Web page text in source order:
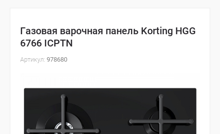
Газовая варочная панель Korting HGG
6766 ICPTN
Артикул: 978680